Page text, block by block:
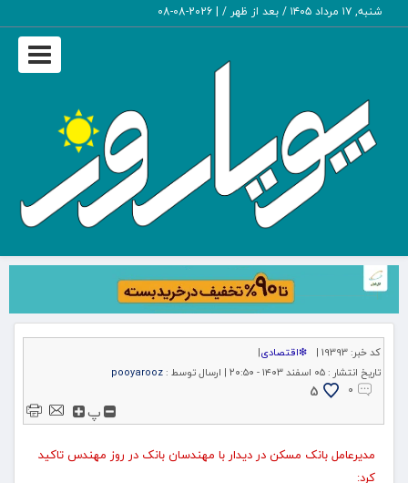
شنبه, ۱۷ مرداد ۱۴۰۵ / بعد از ظهر / |
2026-08-08
Toggle
کد خبر: 19393 | ❇اقتصادی|
تاریخ انتشار : ۰۵ اسفند ۱۴۰۳ - ۲۰:۵۰ | ارسال توسط : pooyarooz
۰
5
پ
مدیرعامل بانک مسکن در دیدار با مهندسان بانک در روز مهندس تاکید
کرد: